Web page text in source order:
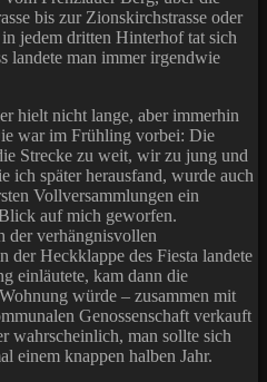
bis zur Zionskirchstrasse oder
jedem dritten Hinterhof tat sich
landete man immer irgendwie
hielt nicht lange, aber immerhin
war im Frühling vorbei: Die
Strecke zu weit, wir zu jung und
ich später herausfand, wurde auch
Vollversammlungen ein
auf mich geworfen.
der verhängnisvollen
der Heckklappe des Fiesta landete
einläutete, kam dann die
würde – zusammen mit
Genossenschaft verkauft
wahrscheinlich, man sollte sich
einem knappen halben Jahr.